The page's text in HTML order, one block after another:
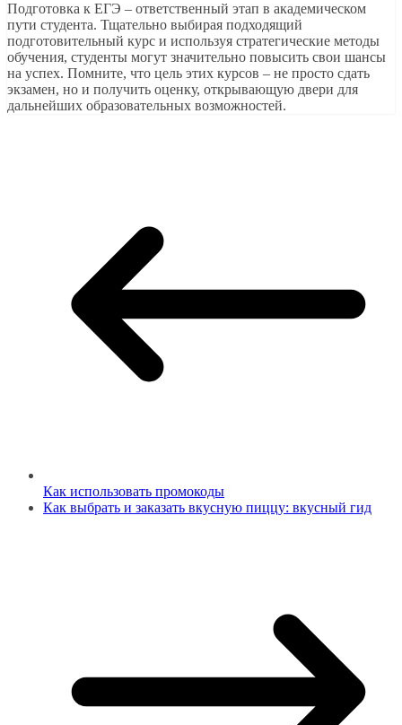
Подготовка к ЕГЭ – ответственный этап в академическом
пути студента. Тщательно выбирая подходящий
подготовительный курс и используя стратегические методы
обучения, студенты могут значительно повысить свои шансы
на успех. Помните, что цель этих курсов – не просто сдать
экзамен, но и получить оценку, открывающую двери для
дальнейших образовательных возможностей.
Как использовать промокоды
Как выбрать и заказать вкусную пиццу: вкусный гид